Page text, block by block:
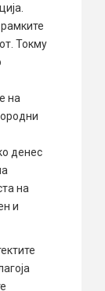
Токму
на
денес
на
и